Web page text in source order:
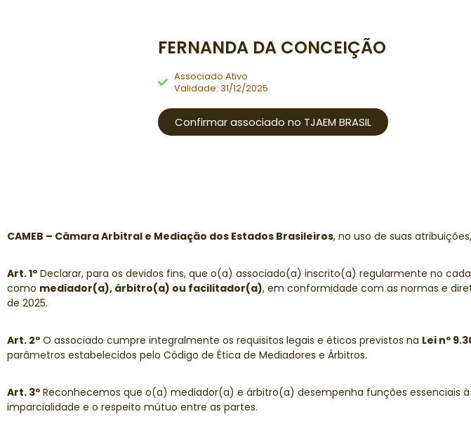
FERNANDA DA CONCEIÇÃO
Associado Ativo
Validade: 31/12/2025
Confirmar associado no TJAEM BRASIL
CAMEB – Câmara Arbitral e Mediação dos Estados Brasileiros, no uso de suas
Art. 1º Declarar, para os devidos fins, que o(a) associado(a) inscrito(a) regularmente no
como mediador(a), árbitro(a) ou facilitador(a), em conformidade com as normas e
de 2025.
Art. 2º O associado cumpre integralmente os requisitos legais e éticos previstos na Lei nº
parâmetros estabelecidos pelo Código de Ética de Mediadores e Árbitros.
Art. 3º Reconhecemos que o(a) mediador(a) e árbitro(a) desempenha funções essenciais
imparcialidade e o respeito mútuo entre as partes.